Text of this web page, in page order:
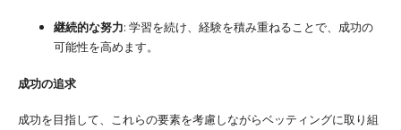
継続的な努力: 学習を続け、経験を積み重ねることで、成功の
可能性を高めます。
成功の追求
成功を目指して、これらの要素を考慮しながらベッティングに取り組